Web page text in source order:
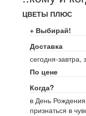
ЦВЕТЫ ПЛЮС
+ Выбирай!
Доставка
сегодня-завтра,
По цене
Когда?
в День
признаться в